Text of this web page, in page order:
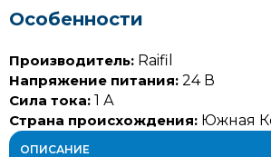
Особенности
Производитель: Raifil
Напряжение питания: 24 В
Сила тока: 1 А
Страна происхождения: Южная
ОПИСАНИЕ